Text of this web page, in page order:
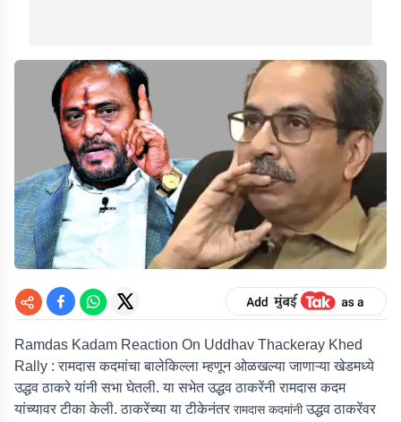
Ramdas Kadam Reaction On Uddhav Thackeray Khed
Rally : रामदास कदमांचा बालेकिल्ला म्हणून ओळखल्या जाणाऱ्या खेडमध्ये
उद्धव ठाकरे यांनी सभा घेतली. या सभेत उद्धव ठाकरेंनी रामदास कदम
यांच्यावर टीका केली. ठाकरेंच्या या टीकेनंतर रामदास कदमांनीउद्धव ठाकरेंवर